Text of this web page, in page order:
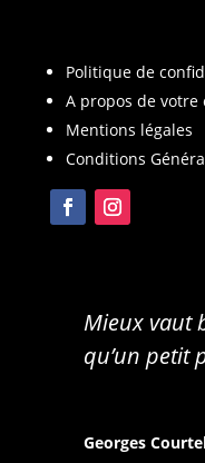
Politique de
A propos de votre
Mentions légales
Conditions
Mieux vaut
qu’un petit
Georges